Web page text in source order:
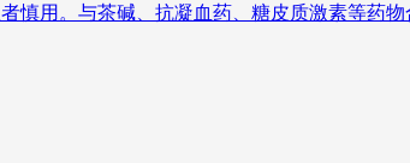
用。与茶碱、抗凝血药、糖皮质激素等药